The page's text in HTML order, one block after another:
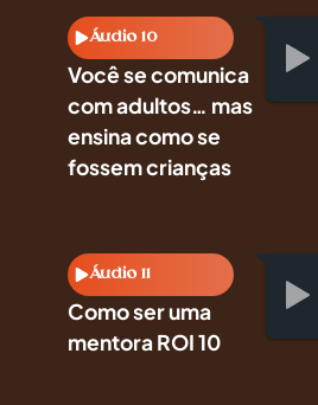
Áudio 10
Você se comunica
com adultos… mas
ensina como se
fossem crianças
Áudio 11
Como ser uma
mentora ROI 10